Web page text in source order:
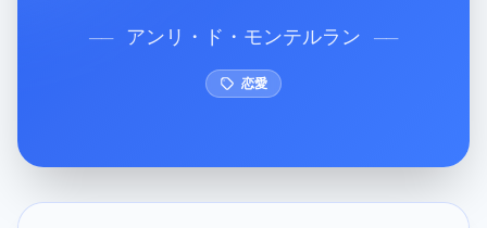
── アンリ・ド・モンテルラン ──
恋愛